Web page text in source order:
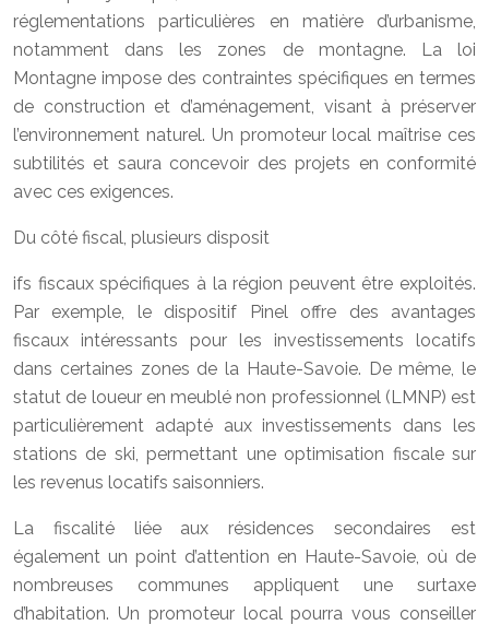
réglementations particulières en matière d’urbanisme,
notamment dans les zones de montagne. La loi
Montagne impose des contraintes spécifiques en termes
de construction et d’aménagement, visant à préserver
l’environnement naturel. Un promoteur local maîtrise ces
subtilités et saura concevoir des projets en conformité
avec ces exigences.
Du côté fiscal, plusieurs disposit
ifs fiscaux spécifiques à la région peuvent être exploités.
Par exemple, le dispositif Pinel offre des avantages
fiscaux intéressants pour les investissements locatifs
dans certaines zones de la Haute-Savoie. De même, le
statut de loueur en meublé non professionnel (LMNP) est
particulièrement adapté aux investissements dans les
stations de ski, permettant une optimisation fiscale sur
les revenus locatifs saisonniers.
La fiscalité liée aux résidences secondaires est
également un point d’attention en Haute-Savoie, où de
nombreuses communes appliquent une surtaxe
d’habitation. Un promoteur local pourra vous conseiller